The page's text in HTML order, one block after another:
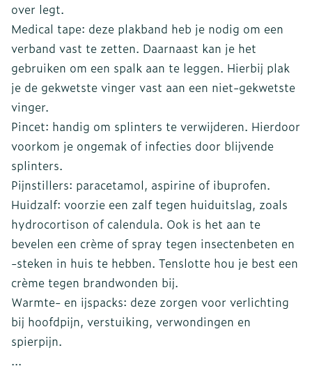
over legt.
Medical tape: deze plakband heb je nodig om een
verband vast te zetten. Daarnaast kan je het
gebruiken om een spalk aan te leggen. Hierbij plak
je de gekwetste vinger vast aan een niet-gekwetste
vinger.
Pincet: handig om splinters te verwijderen. Hierdoor
voorkom je ongemak of infecties door blijvende
splinters.
Pijnstillers: paracetamol, aspirine of ibuprofen.
Huidzalf: voorzie een zalf tegen huiduitslag, zoals
hydrocortison of calendula. Ook is het aan te
bevelen een crème of spray tegen insectenbeten en
-steken in huis te hebben. Tenslotte hou je best een
crème tegen brandwonden bij.
Warmte- en ijspacks: deze zorgen voor verlichting
bij hoofdpijn, verstuiking, verwondingen en
spierpijn.
...